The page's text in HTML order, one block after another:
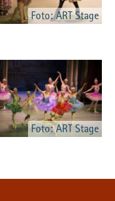
Foto: ART Stage
Foto: ART Stage